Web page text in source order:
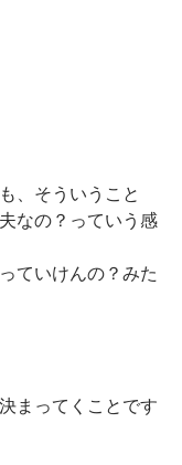
、そういうこと
なの？っていう感
ていけんの？みた
まってくことです